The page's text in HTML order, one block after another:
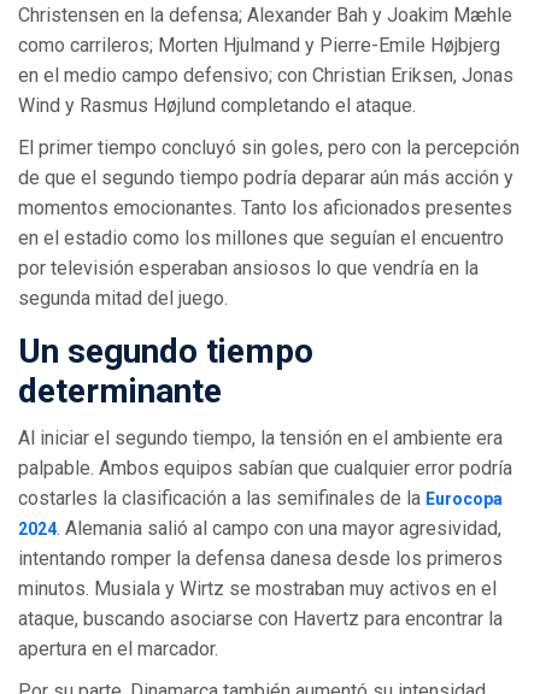
Christensen en la defensa; Alexander Bah y Joakim Mæhle
como carrileros; Morten Hjulmand y Pierre-Emile Højbjerg
en el medio campo defensivo; con Christian Eriksen, Jonas
Wind y Rasmus Højlund completando el ataque.
El primer tiempo concluyó sin goles, pero con la percepción
de que el segundo tiempo podría deparar aún más acción y
momentos emocionantes. Tanto los aficionados presentes
en el estadio como los millones que seguían el encuentro
por televisión esperaban ansiosos lo que vendría en la
segunda mitad del juego.
Un segundo tiempo
determinante
Al iniciar el segundo tiempo, la tensión en el ambiente era
palpable. Ambos equipos sabían que cualquier error podría
costarles la clasificación a las semifinales de la Eurocopa
2024. Alemania salió al campo con una mayor agresividad,
intentando romper la defensa danesa desde los primeros
minutos. Musiala y Wirtz se mostraban muy activos en el
ataque, buscando asociarse con Havertz para encontrar la
apertura en el marcador.